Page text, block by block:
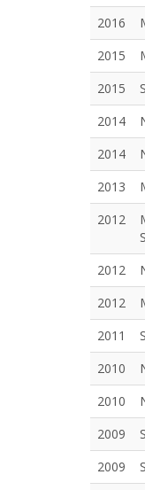
2016
2015
2015
2014
2014
2013
2012
2012
2012
2011
2010
2010
2009
2009